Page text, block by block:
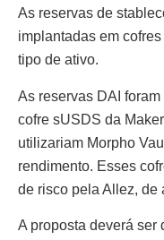
As reservas de
implantadas em
tipo de ativo.
As reservas DAI
cofre sUSDS da
utilizariam Morpho
rendimento. Esses
de risco pela Allez, de
A proposta deverá ser